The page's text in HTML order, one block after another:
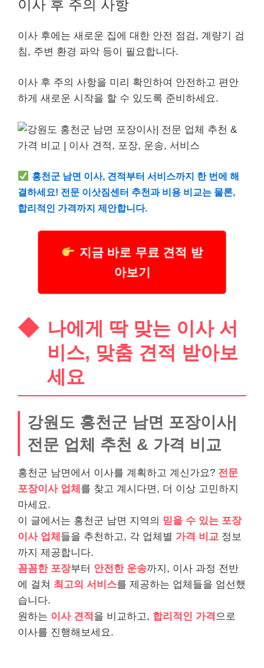
이사 후 주의 사항
이사 후에는 새로운 집에 대한 안전 점검, 계량기 검
침, 주변 환경 파악 등이 필요합니다.
이사 후 주의 사항을 미리 확인하여 안전하고 편안
하게 새로운 시작을 할 수 있도록 준비하세요.
홍천군 남면 이사, 견적부터 서비스까지 한 번에 해
결하세요! 전문 이삿짐센터 추천과 비용 비교는 물론,
합리적인 가격까지 제안합니다.
지금 바로 무료 견적 받
아보기
나에게 딱 맞는 이사 서
비스, 맞춤 견적 받아보
세요
강원도 홍천군 남면 포장이사|
전문 업체 추천 & 가격 비교
홍천군 남면에서 이사를 계획하고 계신가요? 전문
포장이사 업체 를 찾고 계시다면, 더 이상 고민하지
마세요.
이 글에서는 홍천군 남면 지역의 믿을 수 있는 포장
이사 업체 들을 추천하고, 각 업체별 가격 비교 정보
까지 제공합니다.
꼼꼼한 포장부터 안전한 운송까지, 이사 과정 전반
에 걸쳐 최고의 서비스를 제공하는 업체들을 엄선했
습니다.
원하는 이사 견적 을 비교하고, 합리적인 가격 으로
이사를 진행해보세요.